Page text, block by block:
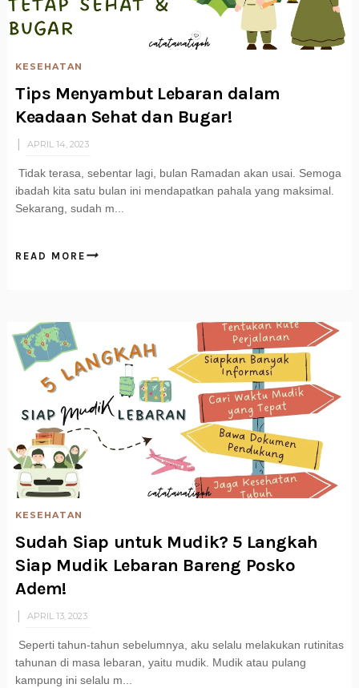
KESEHATAN
Tips Menyambut Lebaran dalam
Keadaan Sehat dan Bugar!
APRIL 14, 2023
Tidak terasa, sebentar lagi, bulan Ramadan akan usai. Semoga
ibadah kita satu bulan ini mendapatkan pahala yang maksimal.
Sekarang, sudah m...
READ MORE
KESEHATAN
Sudah Siap untuk Mudik? 5 Langkah
Siap Mudik Lebaran Bareng Posko
Adem!
APRIL 13, 2023
Seperti tahun-tahun sebelumnya, aku selalu melakukan rutinitas
tahunan di masa lebaran, yaitu mudik. Mudik atau pulang
kampung ini selalu m...